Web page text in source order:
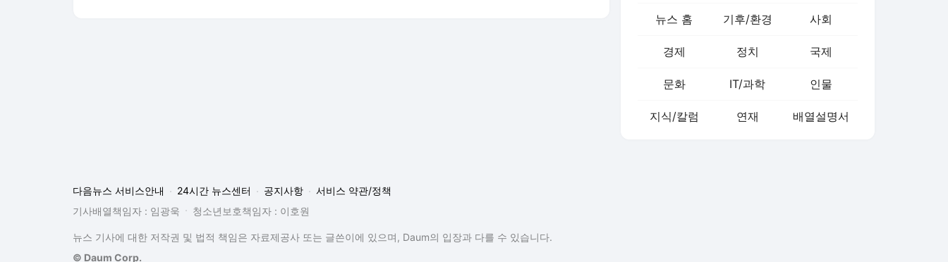
뉴스 홈 기후/환경 사회
경제 정치 국제
문화 IT/과학 인물
지식/칼럼 연재 배열설명서
다음뉴스 서비스안내 24시간 뉴스센터 공지사항
서비스 약관/정책
기사배열책임자 : 임광욱
청소년보호책임자 : 이호원
뉴스 기사에 대한 저작권 및 법적 책임은 자료제공사 또는 글쓴이에 있으며, Daum의 입장과 다를 수 있습니다.
© Daum Corp.